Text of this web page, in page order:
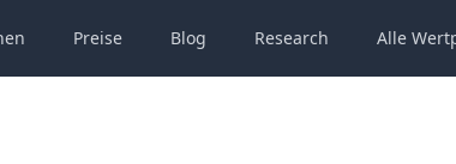
Preise Blog Research Alle